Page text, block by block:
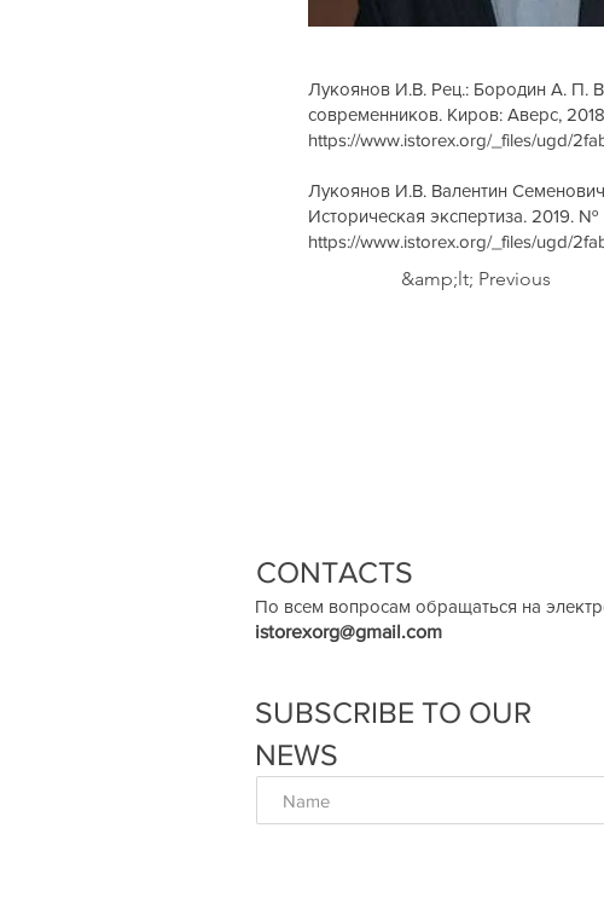
Лукоянов И.В. Рец.: Бородин А. П.
современников. Киров: Аверс,
https://www.istorex.org/_files/ugd/
Лукоянов И.В. Валентин
Историческая экспертиза. 2019. №
https://www.istorex.org/_files/ugd/
&amp;lt; Previous
CONTACTS
По всем вопросам обращаться на
istorexorg@gmail.com
SUBSCRIBE TO OUR
NEWS